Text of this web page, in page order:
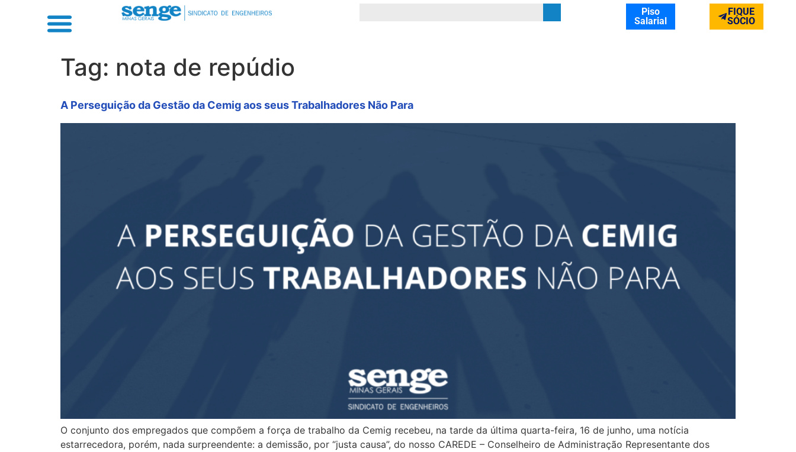
Piso
Salarial
FIQUE
SÓCIO
Tag: nota de repúdio
A Perseguição da Gestão da Cemig aos seus Trabalhadores Não Para
O conjunto dos empregados que compõem a força de trabalho da Cemig recebeu, na tarde da última quarta-feira, 16 de junho, uma notícia
estarrecedora, porém, nada surpreendente: a demissão, por “justa causa”, do nosso CAREDE – Conselheiro de Administração Representante dos